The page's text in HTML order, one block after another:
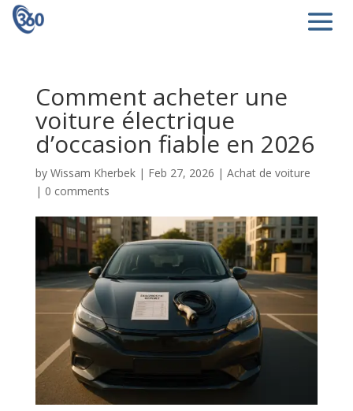
Comment acheter une
voiture électrique
d’occasion fiable en 2026
by Wissam Kherbek| Feb 27, 2026 | Achat de voiture
| 0 comments